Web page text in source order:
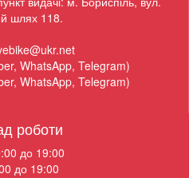
шлях 118.
WhatsApp, Telegram)
WhatsApp, Telegram)
роботи
до 19:00
до 19:00